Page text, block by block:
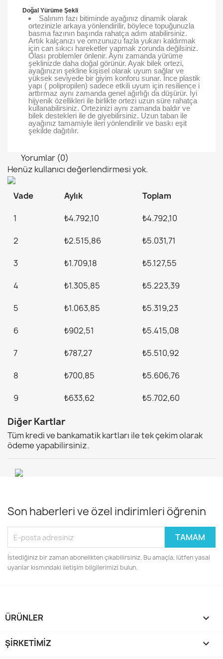
Doğal Yürüme Şekli
Salınım fazı bitiminde ayağınız dinamik olarak
ortezinizle arkaya yönlendirilir, böylece topuğunuzla
basma fazının başında rahatça adım atabilirsiniz.
Artık kalçanızı ve omzunuzu fazla yukarı kaldırmak
için can sıkıcı hareketler yapmak zorunda değilsiniz.
Olası problemler önlenir. Aynı zamanda yürüme
şeklinizde daha doğal görünür. Ayak bilek ortezi,
ayağınızın şekline kişisel olarak uyum sağlar ve
yüksek seviyede bir giyim konforu sunar. İnce plastik
yapı ( polipropilen) sadece etkili uyum için resilience i
arttırmaz aynı zamanda genel ağırlığı da düşürür. İyi
hijyenik özellikleri ile birlikte ortezi uzun süre rahatça
kullanabilirsiniz. Ortezinizi aynı zamanda baldır ve
bilek destekleri ile de giyebilirsiniz. Uzun taban ile
ayağınız tamamiyle ileri yönlendirilir ve baskı eşit
şekilde dağıtılır.
Yorumlar (0)
Henüz kullanıcı değerlendirmesi yok.
Vade Aylık Toplam
1 ₺4.792,10 ₺4.792,10
2 ₺2.515,86 ₺5.031,71
3 ₺1.709,18 ₺5.127,55
4 ₺1.305,85 ₺5.223,39
5 ₺1.063,85 ₺5.319,23
6 ₺902,51 ₺5.415,08
7 ₺787,27 ₺5.510,92
8 ₺700,85 ₺5.606,76
9 ₺633,62 ₺5.702,60
Diğer Kartlar
Tüm kredi ve bankamatik kartları ile tek çekim olarak
ödeme yapabilirsiniz.
Son haberleri ve özel indirimleri öğrenin
İstediğiniz bir zaman abonelikten çıkabilirsiniz. Bu amaçla, lütfen yasal
uyarılar kısmındaki iletişim bilgilerimizi bulun.
ÜRÜNLER 
ŞIRKETIMIZ 